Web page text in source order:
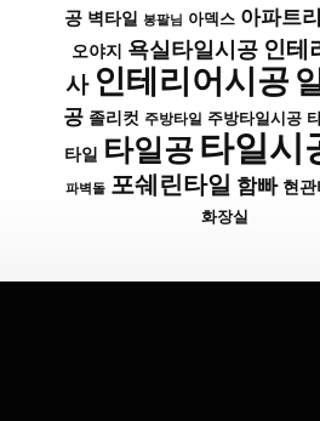
공 벽타일 봉팔님 아덱스 아파트
오야지 욕실타일시공 인테
사 인테리어시공
공 졸리컷 주방타일 주방타일시공
타일 타일공타일시
파벽돌 포쉐린타일 함빠 현
화장실